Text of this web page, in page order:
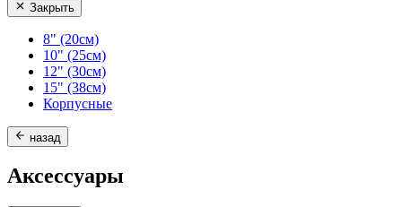
Закрыть
8" (20см)
10" (25см)
12" (30см)
15" (38см)
Корпусные
назад
Аксессуары